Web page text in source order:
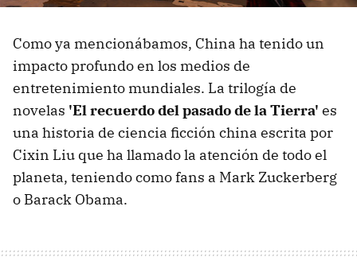
Como ya mencionábamos, China ha tenido un
impacto profundo en los medios de
entretenimiento mundiales. La trilogía de
novelas 'El recuerdo del pasado de la Tierra' es
una historia de ciencia ficción china escrita por
Cixin Liu que ha llamado la atención de todo el
planeta, teniendo como fans a Mark Zuckerberg
o Barack Obama.